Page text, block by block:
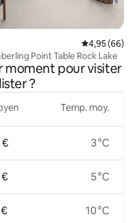
Évaluation
4,95 (66)
Point Table Rock Lake
moment pour visiter
?
€
Temp. moy.
3 °C
5 °C
10 °C